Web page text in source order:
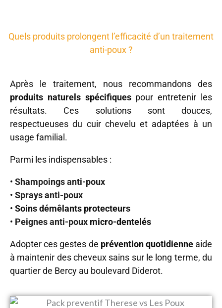
Quels produits prolongent l’efficacité d’un traitement
anti-poux ?
Après le traitement, nous recommandons des
produits naturels spécifiquespour entretenir les
résultats. Ces solutions sont douces,
respectueuses du cuir chevelu et adaptées à un
usage familial.
Parmi les indispensables :
• Shampoings anti-poux
• Sprays anti-poux
• Soins démêlants protecteurs
• Peignes anti-poux micro-dentelés
Adopter ces gestes de prévention quotidienneaide
à maintenir des cheveux sains sur le long terme, du
quartier de Bercy au boulevard Diderot.